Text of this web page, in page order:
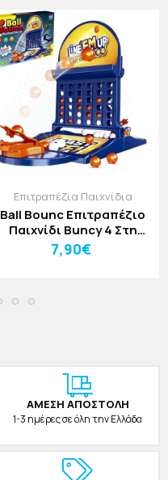
Επιτραπέζια Παιχνίδια
Ball Bounc Επιτραπέζιο
Παιχνίδι Buncy 4 Στη
Σειρά
7,90€
ΑΜΕΣΗ ΑΠΟΣΤΟΛΗ
1-3 ημέρες σε όλη την Ελλάδα